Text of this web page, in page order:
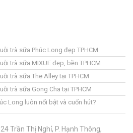
trà sữa Phúc Long đẹp TPHCM
trà sữa MIXUE đẹp, bền TPHCM
trà sữa The Alley tại TPHCM
trà sữa Gong Cha tại TPHCM
Long luôn nổi bật và cuốn hút?
24 Trần Thị Nghỉ, P. Hạnh Thông,